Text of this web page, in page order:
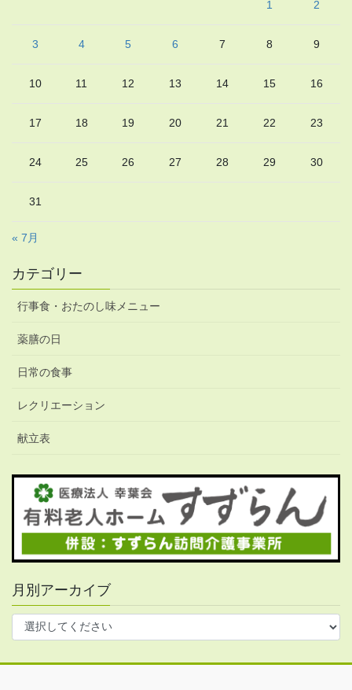
1 2
3 4 5 6 7 8 9
10 11 12 13 14 15 16
17 18 19 20 21 22 23
24 25 26 27 28 29 30
31
« 7月
カテゴリー
行事食・おたのし味メニュー
薬膳の日
日常の食事
レクリエーション
献立表
月別アーカイブ